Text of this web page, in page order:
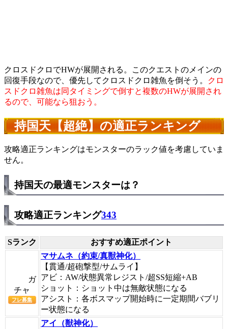
クロスドクロでHWが展開される。このクエストのメインの
回復手段なので、優先してクロスドクロ雑魚を倒そう。
クロ
スドクロ雑魚は同タイミングで倒すと複数のHWが展開され
るので、可能なら狙おう。
持国天【超絶】の適正ランキング
攻略適正ランキングはモンスターのラック値を考慮していま
せん。
持国天の最適モンスターは？
攻略適正ランキング343
Sランク おすすめ適正ポイント
ガ
チャ
フレ募集
マサムネ（約束/真獣神化）
【貫通/超砲撃型/サムライ】
アビ：AW/状態異常レジスト/超SS短縮+AB
ショット：ショット中は無敵状態になる
アシスト：各ボスマップ開始時に一定期間バブリ
ー状態になる
アイ（獣神化）